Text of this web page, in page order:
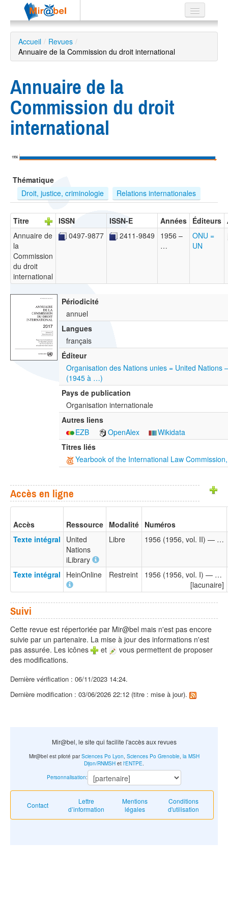
Le réseau
Soutien
Recherche
avancée
ES
?
Accueil / Revues /
Annuaire de la Commission du droit international
Annuaire de la
Commission du droit
international
1956
Thématique
Droit, justice, criminologie
Relations internationales
Titre ISSN ISSN-E Années Éditeurs
Annuaire de
la
Commission
du droit
international
0497-9877 2411-9849
1956 –
…
ONU =
UN
Périodicité
annuel
Langues
français
Éditeur
Organisation des Nations unies = United Nations
(1945 à …)
Pays de publication
Organisation internationale
Autres liens
EZB
OpenAlex
Wikidata
Titres liés
Yearbook of the International Law
Accès en ligne
Accès Ressource Modalité Numéros
Texte intégral
United
Nations
iLibrary
Libre 1956 (1956, vol. II) — …
Texte intégral HeinOnline Restreint
1956 (1956, vol. I) — …
[lacunaire]
Suivi
Cette revue est répertoriée par Mir@bel mais n'est pas encore
suivie par un partenaire. La mise à jour des informations n'est
pas assurée. Les icônes
et
vous permettent de proposer
des modifications.
Dernière vérification : 06/11/2023 14:24.
Dernière modification : 03/06/2026 22:12 (titre : mise à jour).
Mir@bel, le site qui facilite l'accès aux revues
Contact
Lettre
d’information
Mentions
légales
Conditions
d'utilisation
Mir@bel est piloté parSciences Po Lyon, Sciences Po Grenoble, la MSH
Dijon/RNMSH et l'ENTPE.
Personnalisation: